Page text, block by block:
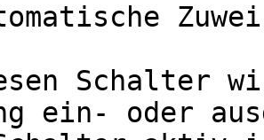
Schalter
ein- oder